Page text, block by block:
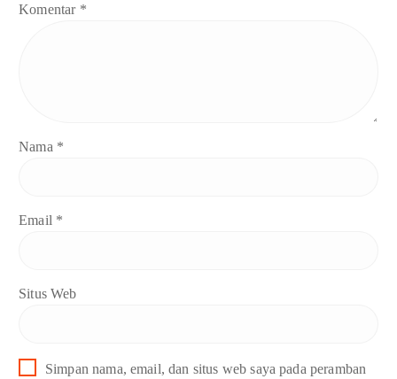
Komentar *
Nama *
Email *
Situs Web
Simpan nama, email, dan situs web saya pada peramban